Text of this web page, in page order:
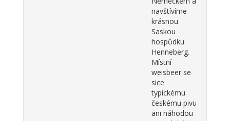
navštívíme
krásnou
Saskou
hospůdku
Henneberg.
Místní
weisbeer se
sice
typickému
českému pivu
ani náhodou